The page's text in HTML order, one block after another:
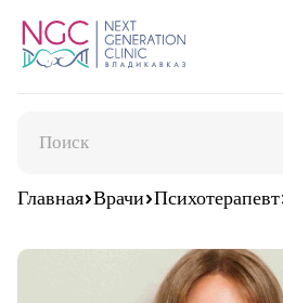
Главная Врачи Психотерапевт